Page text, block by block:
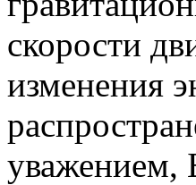
скорости
изменения
уважением,